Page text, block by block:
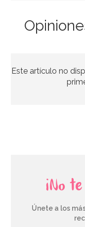
Este artículo no
¡No
Únete a los